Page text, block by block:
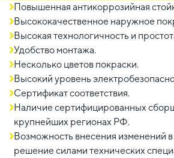
Повышенная антикоррозийная
Высококачественное наружное
Высокая технологичность и
Удобство монтажа.
Несколько цветов покраски.
Высокий уровень
Сертификат соответствия.
Наличие сертифицированных
крупнейших регионах РФ.
Возможность внесения изменений
решение силами технических